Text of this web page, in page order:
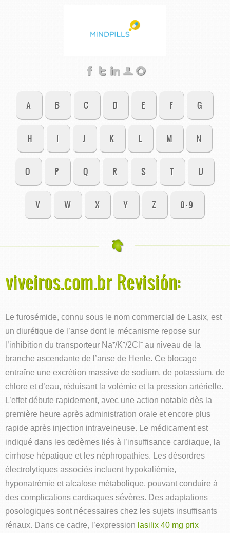
A B C D E F G
H I J K L M N
O P Q R S T U
V W X Y Z 0-9
viveiros.com.br Revisión:
Le furosémide, connu sous le nom commercial de Lasix, est
un diurétique de l’anse dont le mécanisme repose sur
l’inhibition du transporteur Na⁺/K⁺/2Cl⁻ au niveau de la
branche ascendante de l’anse de Henle. Ce blocage
entraîne une excrétion massive de sodium, de potassium, de
chlore et d’eau, réduisant la volémie et la pression artérielle.
L’effet débute rapidement, avec une action notable dès la
première heure après administration orale et encore plus
rapide après injection intraveineuse. Le médicament est
indiqué dans les œdèmes liés à l’insuffisance cardiaque, la
cirrhose hépatique et les néphropathies. Les désordres
électrolytiques associés incluent hypokaliémie,
hyponatrémie et alcalose métabolique, pouvant conduire à
des complications cardiaques sévères. Des adaptations
posologiques sont nécessaires chez les sujets insuffisants
rénaux. Dans ce cadre, l’expression lasilix 40 mg prix